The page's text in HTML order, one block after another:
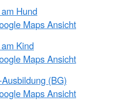
Hund
Maps Ansicht
Kind
Maps Ansicht
(BG)
Maps Ansicht